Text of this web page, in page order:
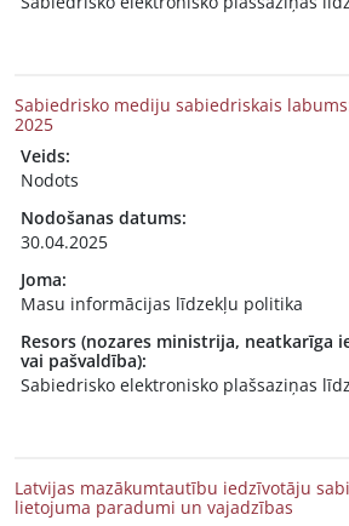
Sabiedrisko mediju sabiedriskais
2025
Veids:
Nodots
Nodošanas datums:
30.04.2025
Joma:
Masu informācijas līdzekļu politika
Resors (nozares ministrija, neatkarīga
vai pašvaldība):
Sabiedrisko elektronisko plašsaziņas
Latvijas mazākumtautību iedzīvotāju
lietojuma paradumi un vajadzības